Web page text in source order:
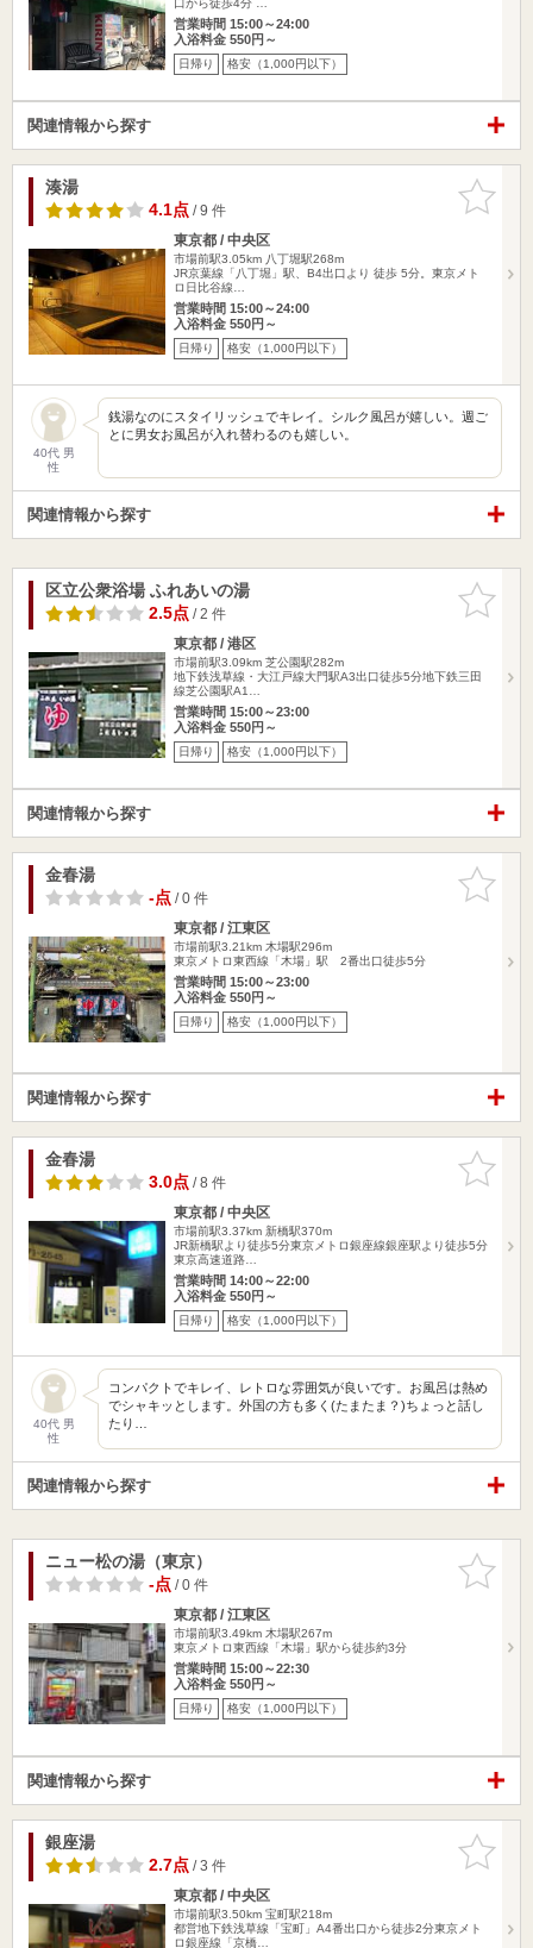
口から徒歩4分 …
営業時間 15:00～24:00
入浴料金 550円～
日帰り 格安（1,000円以下）
関連情報から探す
お気に入
りに追加
湊湯
4.1点/ 9 件
東京都 / 中央区
市場前駅3.05km 八丁堀駅268m
JR京葉線「八丁堀」駅、B4出口より 徒歩 5分。東京メト
ロ日比谷線…
営業時間 15:00～24:00
入浴料金 550円～
日帰り 格安（1,000円以下）
40代 男
性
銭湯なのにスタイリッシュでキレイ。シルク風呂が嬉しい。週ご
とに男女お風呂が入れ替わるのも嬉しい。
関連情報から探す
お気に入
りに追加
区立公衆浴場 ふれあいの湯
2.5点/ 2 件
東京都 / 港区
市場前駅3.09km 芝公園駅282m
地下鉄浅草線・大江戸線大門駅A3出口徒歩5分地下鉄三田
線芝公園駅A1…
営業時間 15:00～23:00
入浴料金 550円～
日帰り 格安（1,000円以下）
関連情報から探す
お気に入
りに追加
金春湯
-点/ 0 件
東京都 / 江東区
市場前駅3.21km 木場駅296m
東京メトロ東西線「木場」駅 2番出口徒歩5分
営業時間 15:00～23:00
入浴料金 550円～
日帰り 格安（1,000円以下）
関連情報から探す
お気に入
りに追加
金春湯
3.0点/ 8 件
東京都 / 中央区
市場前駅3.37km 新橋駅370m
JR新橋駅より徒歩5分東京メトロ銀座線銀座駅より徒歩5分
東京高速道路…
営業時間 14:00～22:00
入浴料金 550円～
日帰り 格安（1,000円以下）
40代 男
性
コンパクトでキレイ、レトロな雰囲気が良いです。お風呂は熱め
でシャキッとします。外国の方も多く(たまたま？)ちょっと話し
たり…
関連情報から探す
お気に入
りに追加
ニュー松の湯（東京）
-点/ 0 件
東京都 / 江東区
市場前駅3.49km 木場駅267m
東京メトロ東西線「木場」駅から徒歩約3分
営業時間 15:00～22:30
入浴料金 550円～
日帰り 格安（1,000円以下）
関連情報から探す
お気に入
りに追加
銀座湯
2.7点/ 3 件
東京都 / 中央区
市場前駅3.50km 宝町駅218m
都営地下鉄浅草線「宝町」A4番出口から徒歩2分東京メト
ロ銀座線「京橋…